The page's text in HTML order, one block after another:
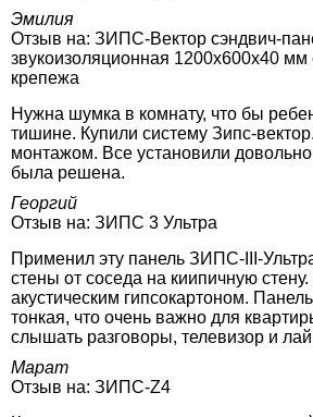
Эмилия
Отзыв на: ЗИПС-Вектор сэндвич-
звукоизоляционная 1200х600х40 мм
крепежа
Нужна шумка в комнату, что бы
тишине. Купили систему Зипс-
монтажом. Все установили
была решена.
Георгий
Отзыв на: ЗИПС 3 Ультра
Применил эту панель ЗИПС-III-
стены от соседа на киипичную
акустическим гипсокартоном.
тонкая, что очень важно для
слышать разговоры, телевизор и лай
Марат
Отзыв на: ЗИПС-Z4